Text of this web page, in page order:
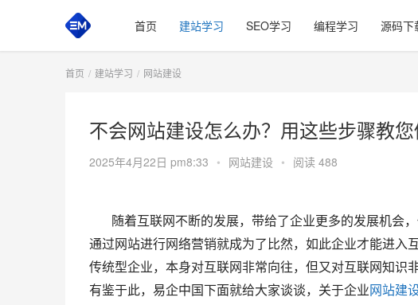
首页 建站学习 SEO学习 编程学习 源码下
首页 建站学习 网站建设
不会网站建设怎么办？用这些步骤教
2025年4月22日 pm8:33 • 网站建设 • 阅读 488
随着互联网不断的发展，带给了企业更多的发展机会
通过网站进行网络营销就成为了比然，如此企业才能进入
传统型企业，本身对互联网非常向往，但又对互联网知识
有鉴于此，易企中国下面就给大家谈谈，关于企业 网站建